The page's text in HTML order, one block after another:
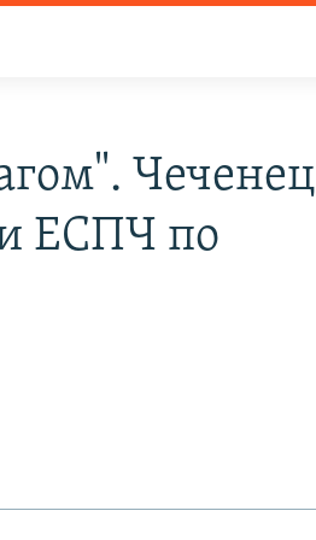
Чеченец
ЕСПЧ по